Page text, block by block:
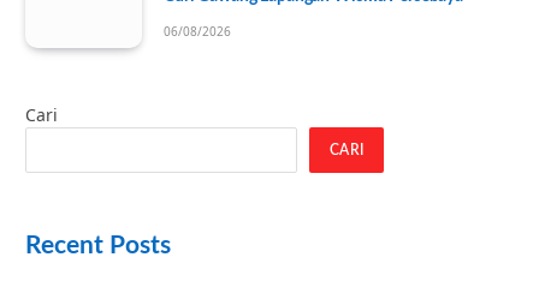
06/08/2026
Cari
CARI
Recent Posts